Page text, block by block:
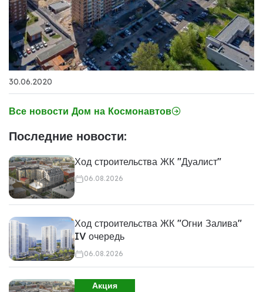
30.06.2020
Все новости Дом на Космонавтов
Последние новости:
Ход строительства ЖК "Дуалист"
06.08.2026
Ход строительства ЖК "Огни Залива"
IV очередь
06.08.2026
Акция